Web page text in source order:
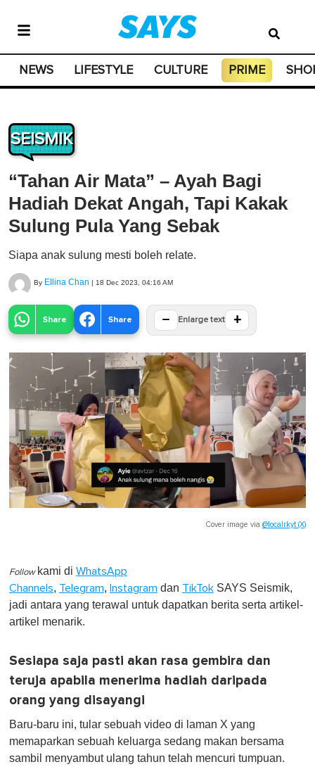
NEWS LIFESTYLE CULTURE PRIME
SEISMIK
“Tahan Air Mata” – Ayah Bagi
Hadiah Dekat Angah, Tapi Kakak
Sulung Pula Yang Sebak
Siapa anak sulung mesti boleh relate.
By Ellina Chan | 18 Dec 2023, 04:16 AM
Share Share − Enlarge text +
Cover image via @localrkyt (X)
Follow kami di WhatsApp
Channels, Telegram, Instagram dan TikTok SAYS Seismik,
jadi antara yang terawal untuk dapatkan berita serta artikel-
artikel menarik.
Sesiapa saja pasti akan rasa gembira dan
teruja apabila menerima hadiah daripada
orang yang disayangi
Baru-baru ini, tular sebuah video di laman X yang
memaparkan sebuah keluarga sedang makan bersama
sambil menyambut ulang tahun telah mencuri tumpuan.